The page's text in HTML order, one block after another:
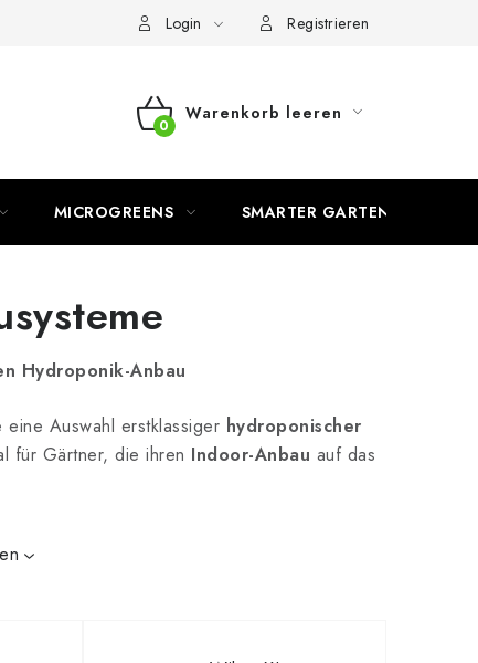
Login Registrieren
WARENKORB
Warenkorb leeren
MICROGREENS SMARTER GARTEN
Hydroponik-Anbau
eine Auswahl erstklassiger hydroponischer
für Gärtner, die ihren Indoor-Anbau auf das